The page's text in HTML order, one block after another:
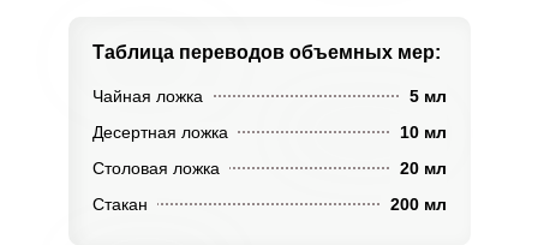
Таблица переводов объемных мер:
Чайная ложка
5 мл
Десертная ложка
10 мл
Столовая ложка
20 мл
Стакан
200 мл